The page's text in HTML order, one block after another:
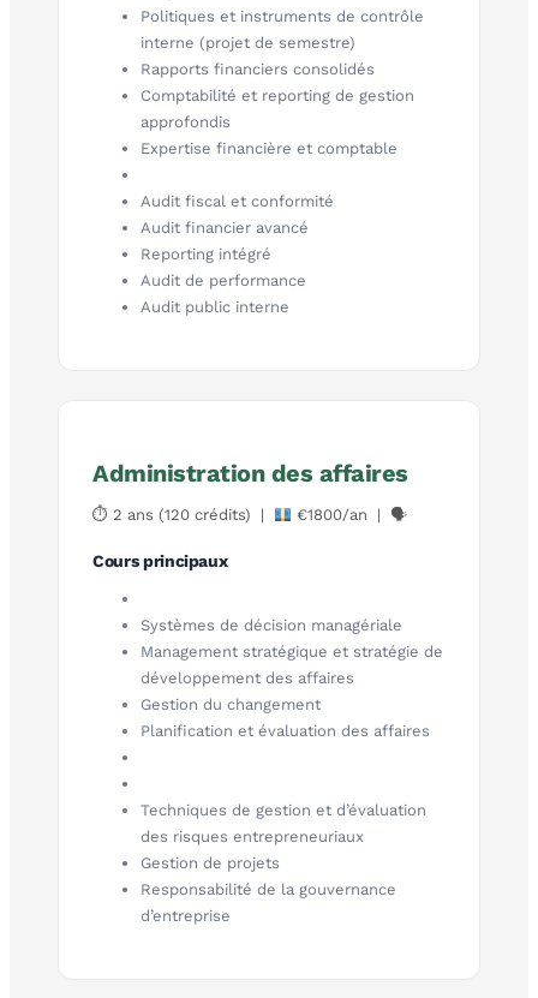
Politiques et instruments de contrôle
interne (projet de semestre)
Rapports financiers consolidés
Comptabilité et reporting de gestion
approfondis
Expertise financière et comptable
Audit fiscal et conformité
Audit financier avancé
Reporting intégré
Audit de performance
Audit public interne
Administration des affaires
⏱ 2 ans (120 crédits) | €1800/an | 🗣
Cours principaux
Systèmes de décision managériale
Management stratégique et stratégie de
développement des affaires
Gestion du changement
Planification et évaluation des affaires
Techniques de gestion et d’évaluation
des risques entrepreneuriaux
Gestion de projets
Responsabilité de la gouvernance
d’entreprise